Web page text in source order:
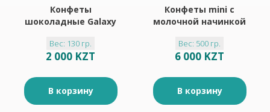
Конфеты
шоколадные Galaxy
130 г
Вес: 130 гр.
2 000 KZT
В корзину
Конфеты mini c
молочной начинкой
(упаковка 0,5 кг)
Вес: 500 гр.
6 000 KZT
В корзину